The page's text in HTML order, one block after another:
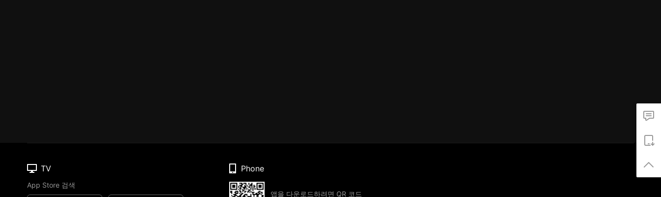
TV
App Store 검색
Phone
앱을 다운로드하려면 QR 코드